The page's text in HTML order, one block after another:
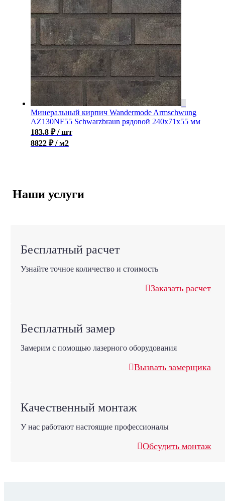
Минеральный кирпич Wandermode Armschwung
AZ130NF55 Schwarzbraun рядовой 240x71x55 мм
183.8 ₽ / шт
8822 ₽ / м2
Наши услуги
Бесплатный расчет
Узнайте точное количество и стоимость
Заказать расчет
Бесплатный замер
Замерим с помощью лазерного оборудования
Вызвать замерщика
Качественный монтаж
У нас работают настоящие профессионалы
Обсудить монтаж